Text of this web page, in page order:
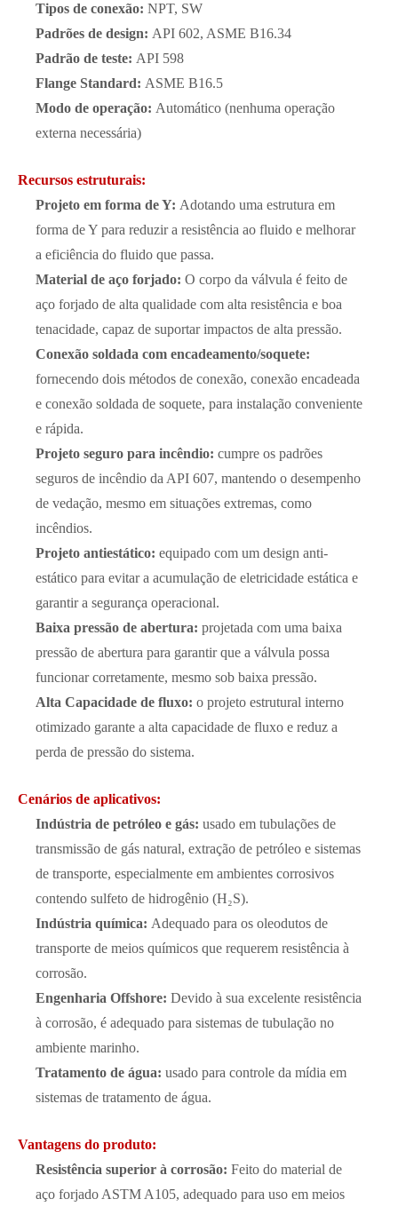
Tipos de conexão: NPT, SW
Padrões de design: API 602, ASME B16.34
Padrão de teste: API 598
Flange Standard: ASME B16.5
Modo de operação: Automático (nenhuma operação
externa necessária)
Recursos estruturais:
Projeto em forma de Y: Adotando uma estrutura em
forma de Y para reduzir a resistência ao fluido e melhorar
a eficiência do fluido que passa.
Material de aço forjado: O corpo da válvula é feito de
aço forjado de alta qualidade com alta resistência e boa
tenacidade, capaz de suportar impactos de alta pressão.
Conexão soldada com encadeamento/soquete:
fornecendo dois métodos de conexão, conexão encadeada
e conexão soldada de soquete, para instalação conveniente
e rápida.
Projeto seguro para incêndio: cumpre os padrões
seguros de incêndio da API 607, mantendo o desempenho
de vedação, mesmo em situações extremas, como
incêndios.
Projeto antiestático: equipado com um design anti-
estático para evitar a acumulação de eletricidade estática e
garantir a segurança operacional.
Baixa pressão de abertura: projetada com uma baixa
pressão de abertura para garantir que a válvula possa
funcionar corretamente, mesmo sob baixa pressão.
Alta Capacidade de fluxo: o projeto estrutural interno
otimizado garante a alta capacidade de fluxo e reduz a
perda de pressão do sistema.
Cenários de aplicativos:
Indústria de petróleo e gás: usado em tubulações de
transmissão de gás natural, extração de petróleo e sistemas
de transporte, especialmente em ambientes corrosivos
contendo sulfeto de hidrogênio (H₂S).
Indústria química: Adequado para os oleodutos de
transporte de meios químicos que requerem resistência à
corrosão.
Engenharia Offshore: Devido à sua excelente resistência
à corrosão, é adequado para sistemas de tubulação no
ambiente marinho.
Tratamento de água: usado para controle da mídia em
sistemas de tratamento de água.
Vantagens do produto:
Resistência superior à corrosão: Feito do material de
aço forjado ASTM A105, adequado para uso em meios